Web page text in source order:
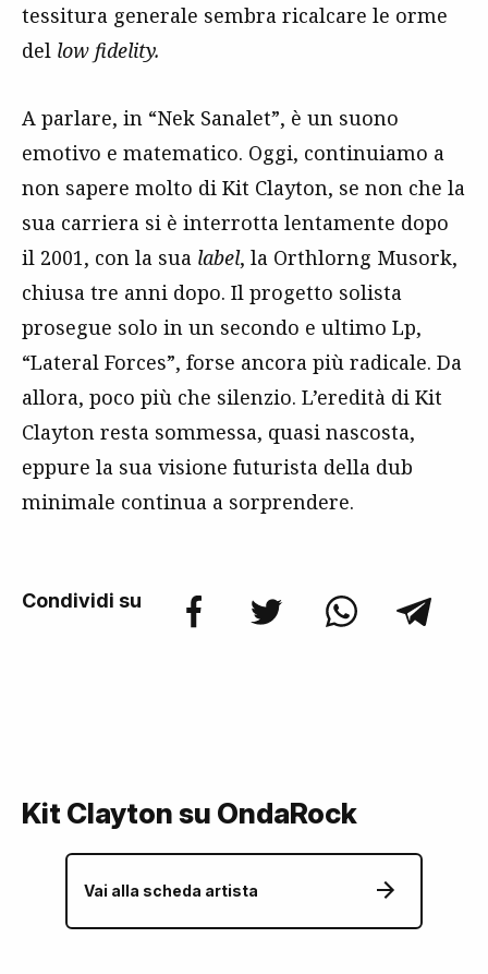
tessitura generale sembra ricalcare le orme
del low fidelity.
A parlare, in “Nek Sanalet”, è un suono
emotivo e matematico. Oggi, continuiamo a
non sapere molto di Kit Clayton, se non che la
sua carriera si è interrotta lentamente dopo
il 2001, con la sua label, la Orthlorng Musork,
chiusa tre anni dopo. Il progetto solista
prosegue solo in un secondo e ultimo Lp,
“Lateral Forces”, forse ancora più radicale. Da
allora, poco più che silenzio. L’eredità di Kit
Clayton resta sommessa, quasi nascosta,
eppure la sua visione futurista della dub
minimale continua a sorprendere.
Condividi su
Kit Clayton su OndaRock
Vai alla scheda artista